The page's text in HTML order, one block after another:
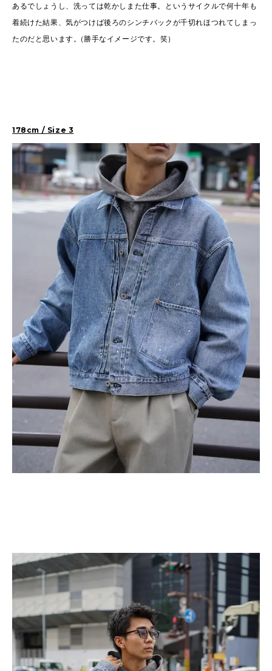
あるでしょうし、洗っては乾かしまた仕事。というサイクルで何十年も
着続けた結果、気がつけば後ろのシンチバックが千切れほつれてしまっ
たのだと思います。(勝手なイメージです。笑)
178cm / Size 3